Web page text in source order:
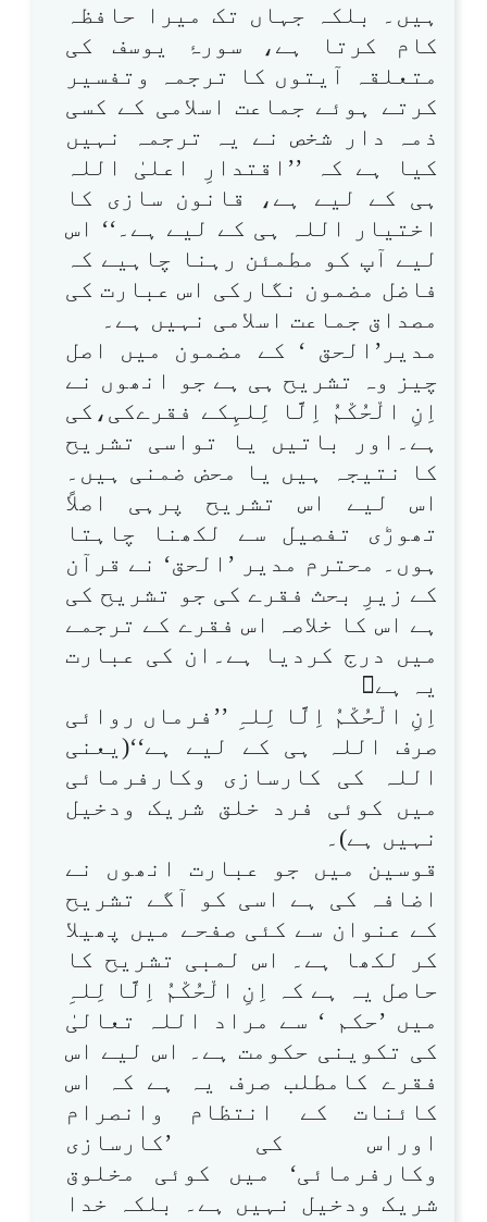
ہیں۔ بلکہ جہاں تک میرا حافظہ
کام کرتا ہے، سورۂ یوسف کی
متعلقہ آیتوں کا ترجمہ وتفسیر
کرتے ہوئے جماعت اسلامی کے کسی
ذمہ دار شخص نے یہ ترجمہ نہیں
کیا ہے کہ ’’اقتدارِ اعلیٰ اللہ
ہی کے لیے ہے، قانون سازی کا
اختیار اللہ ہی کے لیے ہے۔‘‘ اس
لیے آپ کو مطمئن رہنا چاہیے کہ
فاضل مضمون نگارکی اس عبارت کی
مصداق جماعت اسلامی نہیں ہے۔
مدیر’الحق ‘ کے مضمون میں اصل
چیز وہ تشریح ہی ہے جو انھوں نے
اِنِ الْحُکْمُ اِلَّا لِلہِکے فقرےکی،کی
ہے۔اور باتیں یا تواسی تشریح
کا نتیجہ ہیں یا محض ضمنی ہیں۔
اس لیے اس تشریح پرہی اصلاً
تھوڑی تفصیل سے لکھنا چاہتا
ہوں۔ محترم مدیر ’الحق‘ نے قرآن
کے زیرِ بحث فقرے کی جو تشریح کی
ہے اس کا خلاصہ اس فقرے کے ترجمے
میں درج کردیا ہے۔ان کی عبارت
یہ ہے
اِنِ الْحُکْمُ اِلَّا لِلہِ ’’فرماں روائی
صرف اللہ ہی کے لیے ہے‘‘(یعنی
اللہ کی کارسازی وکارفرمائی
میں کوئی فرد خلق شریک ودخیل
نہیں ہے)۔
قوسین میں جو عبارت انھوں نے
اضافہ کی ہے اسی کو آگے تشریح
کے عنوان سے کئی صفحے میں پھیلا
کر لکھا ہے۔ اس لمبی تشریح کا
حاصل یہ ہے کہ اِنِ الْحُکْمُ اِلَّا لِلہِ
میں ’حکم ‘ سے مراد اللہ تعالیٰ
کی تکوینی حکومت ہے۔ اس لیے اس
فقرے کامطلب صرف یہ ہے کہ اس
کائنات کے انتظام وانصرام
اوراس کی ’کارسازی
وکارفرمائی‘ میں کوئی مخلوق
شریک ودخیل نہیں ہے۔ بلکہ خدا